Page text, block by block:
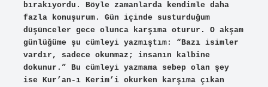
bırakıyordu. Böyle zamanlarda kendimle daha
fazla konuşurum. Gün içinde susturduğum
düşünceler gece olunca karşıma oturur. O akşam
günlüğüme şu cümleyi yazmıştım: “Bazı isimler
vardır, sadece okunmaz; insanın kalbine
dokunur.” Bu cümleyi yazmama sebep olan şey
ise Kur’an-ı Kerim’i okurken karşıma çıkan